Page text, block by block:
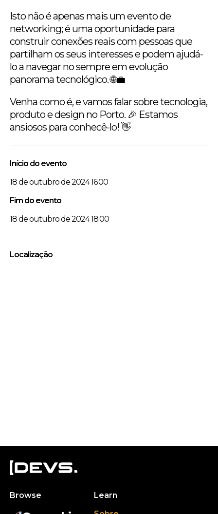
Isto não é apenas mais um evento de
networking; é uma oportunidade para
construir conexões reais com pessoas que
partilham os seus interesses e podem ajudá-
lo a navegar no sempre em evolução
panorama tecnológico. 🌐💼
Venha como é, e vamos falar sobre tecnologia,
produto e design no Porto. 🎉 Estamos
ansiosos para conhecê-lo! 👋
Início do evento
18 de outubro de 2024 16:00
Fim do evento
18 de outubro de 2024 18:00
Localização
Browse
Learn